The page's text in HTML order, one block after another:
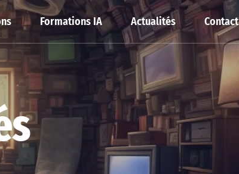
Formations IA Actualités Contact